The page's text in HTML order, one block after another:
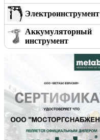
Электроинструмент
Аккумуляторный
инструмент